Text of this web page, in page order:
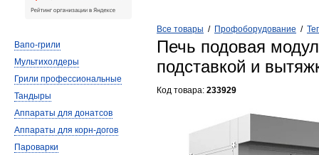
Все товары / Профоборудование /
Печь подовая
подставкой и
Код товара: 233929
Вапо-грили
Мультихолдеры
Грили профессиональные
Тандыры
Аппараты для донатсов
Аппараты для корн-догов
Пароварки